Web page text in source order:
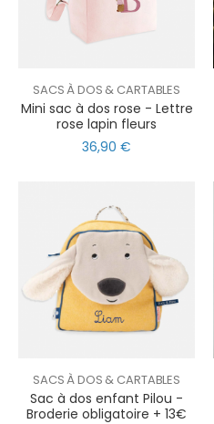
SACS À DOS & CARTABLES
Mini sac à dos rose - Lettre
rose lapin fleurs
36,90 €
SACS À DOS & CARTABLES
Sac à dos enfant Pilou -
Broderie obligatoire + 13€